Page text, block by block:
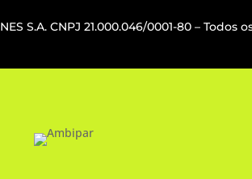
S.A. CNPJ 21.000.046/0001-80– Todos